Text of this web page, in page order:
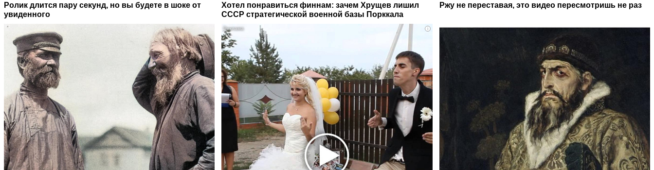
Ролик длится пару секунд, но вы будете в шоке от
увиденного
Хотел понравиться финнам: зачем Хрущев лишил
СССР стратегической военной базы Порккала
Ржу не переставая, это видео пересмотришь не раз
i